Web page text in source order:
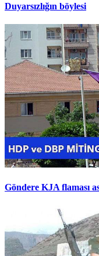
Duyarsızlığın böylesi
Göndere KJA flaması